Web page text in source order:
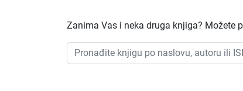
Zanima Vas i neka druga knjiga? Možete